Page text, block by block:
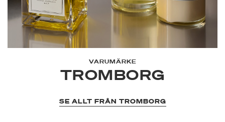
VARUMÄRKE
TROMBORG
SE ALLT FRÅN TROMBORG